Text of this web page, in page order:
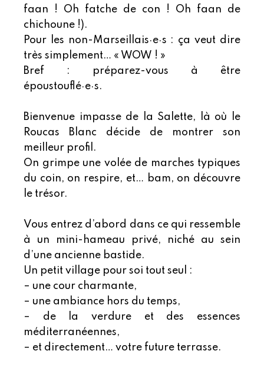
faan ! Oh fatche de con ! Oh faan de
chichoune !).
Pour les non-Marseillais·e·s : ça veut dire
très simplement… « WOW ! »
Bref : préparez-vous à être
époustouflé·e·s.
Bienvenue impasse de la Salette, là où le
Roucas Blanc décide de montrer son
meilleur profil.
On grimpe une volée de marches typiques
du coin, on respire, et… bam, on découvre
le trésor.
Vous entrez d’abord dans ce qui ressemble
à un mini-hameau privé, niché au sein
d’une ancienne bastide.
Un petit village pour soi tout seul :
– une cour charmante,
– une ambiance hors du temps,
– de la verdure et des essences
méditerranéennes,
– et directement… votre future terrasse.